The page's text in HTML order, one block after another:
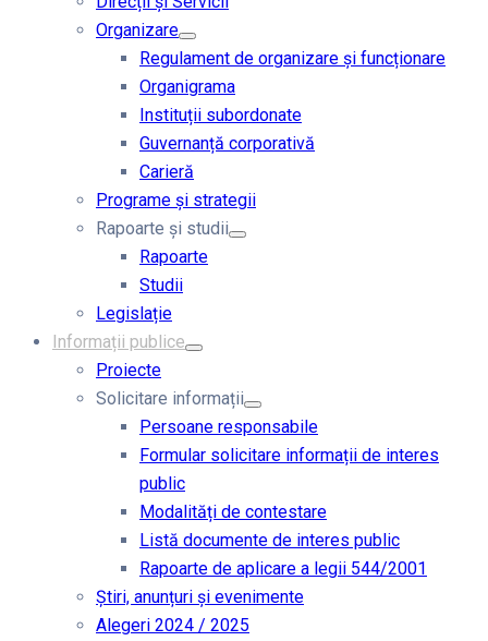
Organizare
Regulament de organizare și funcționare
Organigrama
Instituții subordonate
Guvernanță corporativă
Carieră
Programe și strategii
Rapoarte și studii
Rapoarte
Studii
Legislație
Informații publice
Proiecte
Solicitare informații
Persoane responsabile
Formular solicitare informații de interes
public
Modalități de contestare
Listă documente de interes public
Rapoarte de aplicare a legii 544/2001
Știri, anunțuri și evenimente
Alegeri 2024 / 2025